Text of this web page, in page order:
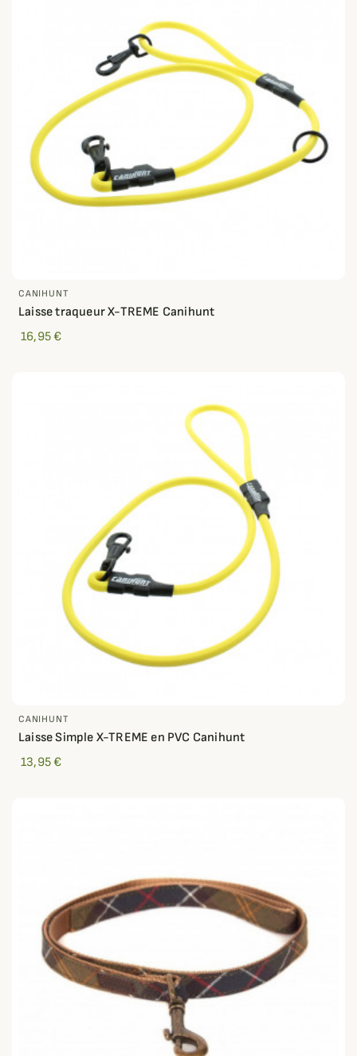
CANIHUNT
Laisse traqueur X-TREME Canihunt
16,95 €
CANIHUNT
Laisse Simple X-TREME en PVC Canihunt
13,95 €